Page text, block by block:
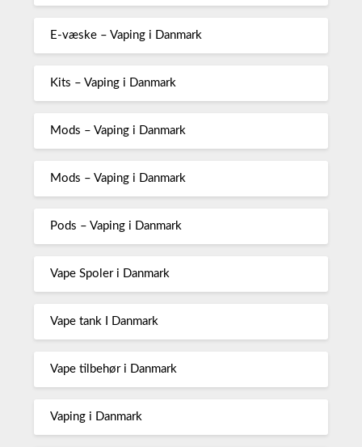
E-væske – Vaping i Danmark
Kits – Vaping i Danmark
Mods – Vaping i Danmark
Mods – Vaping i Danmark
Pods – Vaping i Danmark
Vape Spoler i Danmark
Vape tank I Danmark
Vape tilbehør i Danmark
Vaping i Danmark